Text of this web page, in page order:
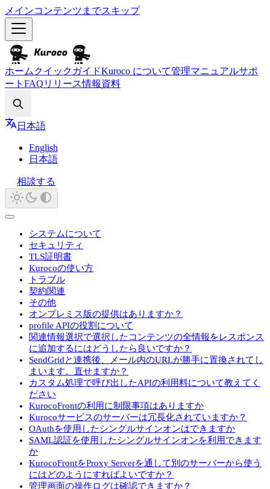
メインコンテンツまでスキップ
ホーム クイックガイドKuroco について管理マニュアルサポ
ート FAQ リリース情報資料
日本語
English
日本語
相談する
システムについて
セキュリティ
TLS証明書
Kurocoの使い方
トラブル
契約関連
その他
オンプレミス版の提供はありますか？
profile APIの役割について
関連情報選択で選択したコンテンツの全情報をレスポンス
に追加するにはどうしたら良いですか？
SendGridと連携後、メール内のURLが勝手に置換されてし
まいます。直せますか？
カスタム処理で呼び出したAPIの利用料について教えてく
ださい
KurocoFrontの利用に制限事項はありますか
Kurocoサービスのサーバーは冗長化されていますか？
OAuthを使用したシングルサインオンはできますか
SAML認証を使用したシングルサインオンを利用できます
か
KurocoFrontをProxy Serverを通して別のサーバーから使う
にはどのようにすればよいですか？
管理画面の操作ログは確認できますか？